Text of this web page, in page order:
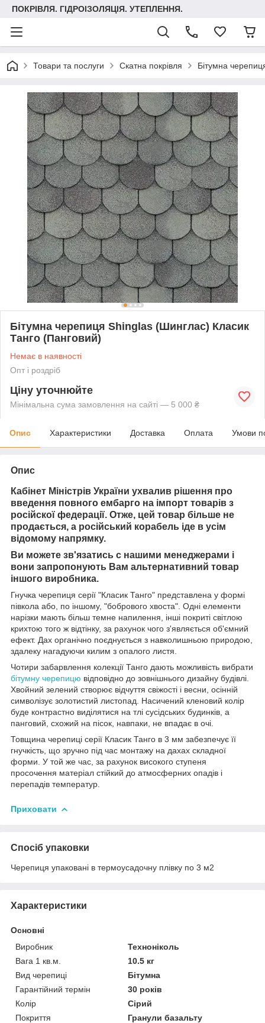
ПОКРІВЛЯ. ГІДРОІЗОЛЯЦІЯ. УТЕПЛЕННЯ.
Товари та послуги Скатна покрівля Бітумна
Бітумна черепиця Shinglas (Шинглас) Класик
Танго (Панговий)
Немає в наявності
Опт і роздріб
Ціну уточнюйте
Мінімальна сума замовлення на сайті — 5 000 ₴
Опис Характеристики Доставка Оплата Умови
Опис
Кабінет Міністрів України ухвалив рішення про
введення повного ембарго на імпорт товарів з
російскої федерації. Отже, цей товар більше не
продається, а російський корабель іде в усім
відомому напрямку.
Ви можете зв'язатись с нашими менеджерами і
вони запропонують Вам альтернативний товар
іншого виробника.
Гнучка черепиця серії "Класик Танго" представлена у формі
півкола або, по іншому, "бобрового хвоста". Одні елементи
нарізки мають більш темне напилення, інші покриті світлою
крихтою того ж відтінку, за рахунок чого з'являється об'ємний
ефект. Дах органічно поєднується з навколишньою природою,
здалеку нагадуючи килим з опалого листя.
Чотири забарвлення колекції Танго дають можливість вибрати
бітумну черепицю відповідно до зовнішнього дизайну будівлі.
Хвойний зелений створює відчуття свіжості і весни, осінній
символізує золотистий листопад. Насичений кленовий колір
буде контрастно виділятися на тлі сусідських будинків, а
панговий, схожий на пісок, навпаки, не впадає в очі.
Товщина черепиці серії Класик Танго в 3 мм забезпечує її
гнучкість, що зручно під час монтажу на дахах складної
форми. У той же час, за рахунок високого ступеня
просочення матеріал стійкий до атмосферних опадів і
перепадів температур.
Приховати
Спосіб упаковки
Черепиця упаковані в термоусадочну плівку по 3 м2
Характеристики
Основні
Виробник
Техноніколь
Вага 1 кв.м.
10.5 кг
Вид черепиці
Бітумна
Гарантійний термін
30 років
Колір
Сірий
Покриття
Гранули базальту